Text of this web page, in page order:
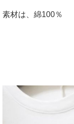
素材は、綿100％